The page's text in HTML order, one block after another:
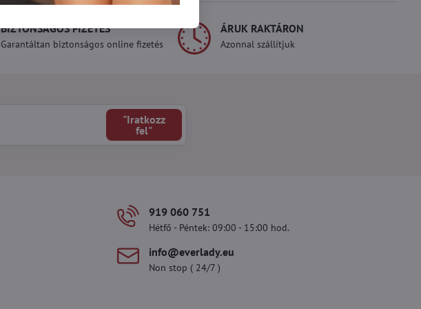
BIZTONSÁGOS FIZETÉS
Garantáltan biztonságos online fizetés
ÁRUK RAKTÁRON
Azonnal szállítjuk
"Iratkozz
fel"
919 060 751
Hétfő - Péntek: 09:00 - 15:00 hod.
info​@everlady​.eu
Non stop ( 24/7 )